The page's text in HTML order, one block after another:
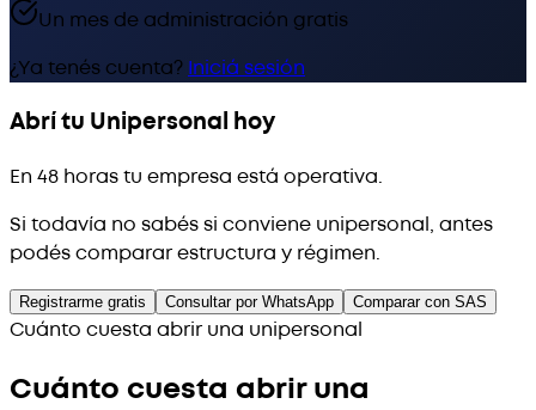
Un mes de administración gratis
¿Ya tenés cuenta? Iniciá sesión
Abrí tu Unipersonal hoy
En 48 horas tu empresa está operativa.
Si todavía no sabés si conviene unipersonal, antes
podés comparar estructura y régimen.
Registrarme gratis Consultar por WhatsApp Comparar con SAS
Cuánto cuesta abrir una unipersonal
Cuánto cuesta abrir una